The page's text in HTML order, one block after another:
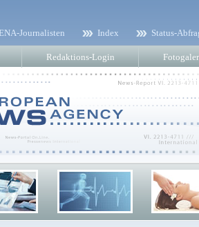
Journalisten Index Status-
Redaktions-Login